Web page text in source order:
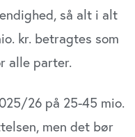
så alt i alt
kr. betragtes som
alle parter.
26 på 25-45 mio.
men det bør